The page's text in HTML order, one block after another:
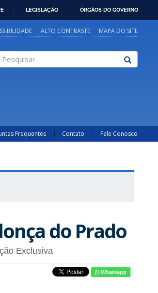
LEGISLAÇÃO ÓRGÃOS DO GOVERNO
ALTO CONTRASTE MAPA DO SITE
Frequentes Contato Fale Conosco
do Prado
Exclusiva
Whatsapp